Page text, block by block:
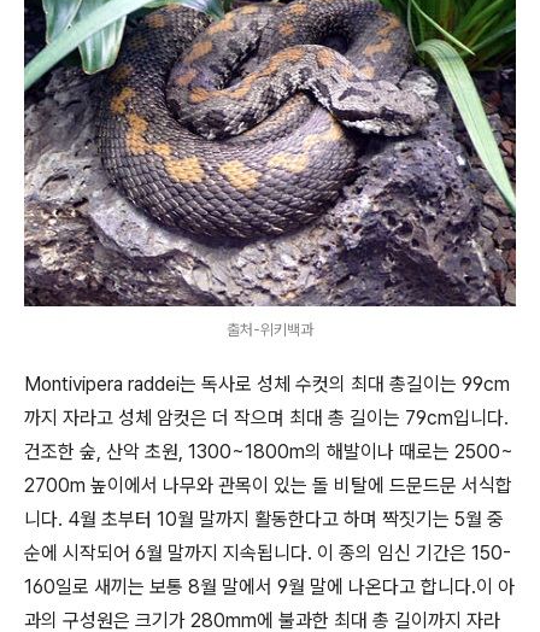
출처-위키백과
Montivipera raddei는 독사로 성체 수컷의 최대 총길이는 99cm
까지 자라고 성체 암컷은 더 작으며 최대 총 길이는 79cm입니다.
건조한 숲, 산악 초원, 1300~1800m의 해발이나 때로는 2500~
2700m 높이에서 나무와 관목이 있는 돌 비탈에 드문드문 서식합
니다. 4월 초부터 10월 말까지 활동한다고 하며 짝짓기는 5월 중
순에 시작되어 6월 말까지 지속됩니다. 이 종의 임신 기간은 150-
160일로 새끼는 보통 8월 말에서 9월 말에 나온다고 합니다.이 아
과의 구성원은 크기가 280mm에 불과한 최대 총 길이까지 자라